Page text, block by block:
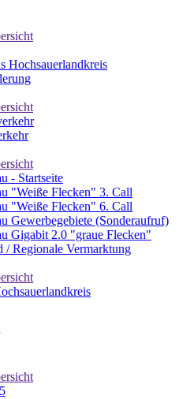
Hochsauerlandkreis
- Startseite
"Weiße Flecken" 3. Call
"Weiße Flecken" 6. Call
Gewerbegebiete (Sonderaufruf)
Gigabit 2.0 "graue Flecken"
/ Regionale Vermarktung